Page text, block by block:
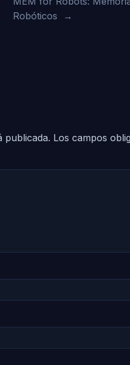
Robóticos
→
publicada. Los campos